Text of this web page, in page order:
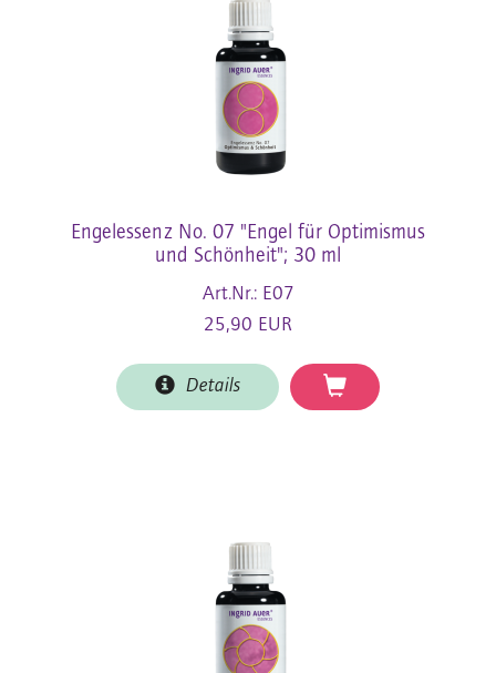
Engelessenz No. 07 "Engel für Optimismus
und Schönheit"; 30 ml
Art.Nr.: E07
25,90 EUR
Details